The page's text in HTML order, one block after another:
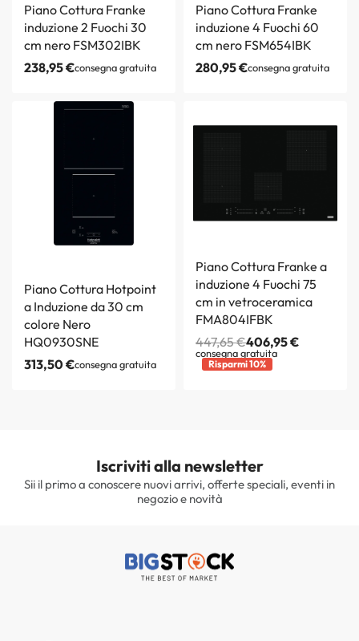
Piano Cottura Franke
induzione 2 Fuochi 30
cm nero FSM302IBK
238,95€consegna gratuita
Piano Cottura Franke
induzione 4 Fuochi 60
cm nero FSM654IBK
280,95€consegna gratuita
Piano Cottura Hotpoint
a Induzione da 30 cm
colore Nero
HQ0930SNE
313,50€consegna gratuita
Piano Cottura Franke a
induzione 4 Fuochi 75
cm in vetroceramica
FMA804IFBK
447,65€406,95€
consegna gratuita
Risparmi 10%
Iscriviti alla newsletter
Sii il primo a conoscere nuovi arrivi, offerte speciali, eventi in
negozio e novità